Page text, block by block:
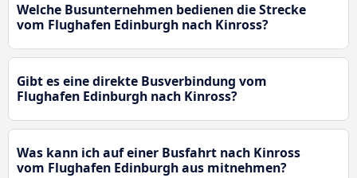
Welche Busunternehmen bedienen die Strecke
vom Flughafen Edinburgh nach Kinross?
Gibt es eine direkte Busverbindung vom
Flughafen Edinburgh nach Kinross?
Was kann ich auf einer Busfahrt nach Kinross
vom Flughafen Edinburgh aus mitnehmen?